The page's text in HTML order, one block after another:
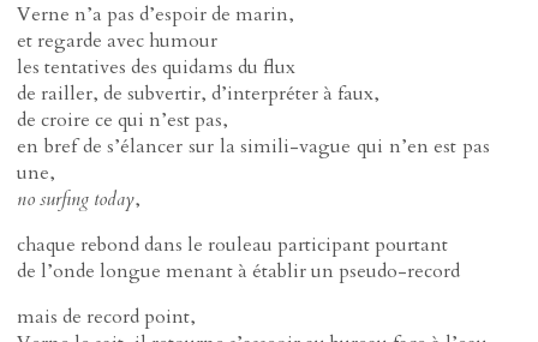
Verne n’a pas d’espoir de marin,
et regarde avec humour
les tentatives des quidams du flux
de railler, de subvertir, d’interpréter à faux,
de croire ce qui n’est pas,
en bref de s’élancer sur la simili-vague qui n’en est pas
une,
no surfing today,
chaque rebond dans le rouleau participant pourtant
de l’onde longue menant à établir un pseudo-record
mais de record point,